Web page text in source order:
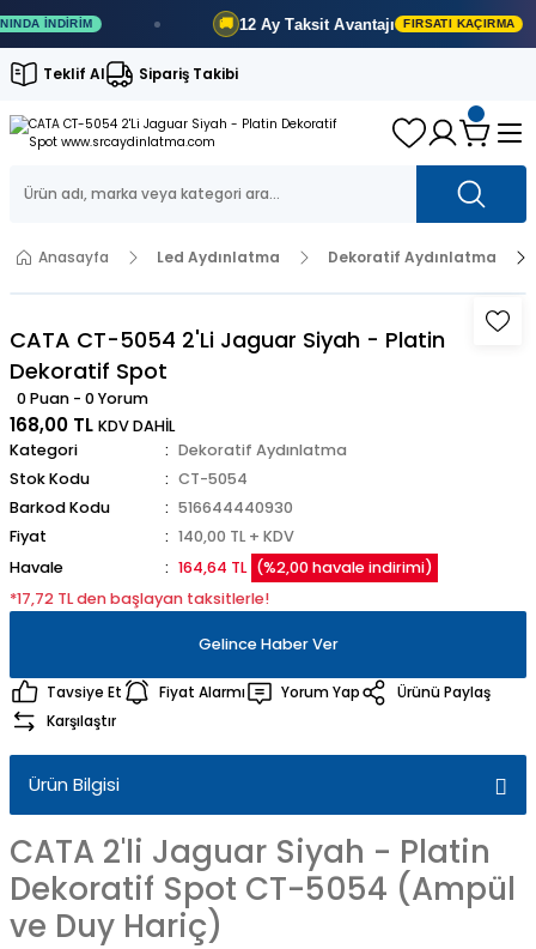
İNDIRIM 12 AyTaksit Avantajı FIRSATI KAÇIRMA
Teklif Al Sipariş Takibi
Anasayfa Led Aydınlatma Dekoratif Aydınlatma
CATA CT-5054 2'Li Jaguar Siyah - Platin
Dekoratif Spot
0 Puan - 0 Yorum
168,00 TL KDV DAHİL
Kategori
Dekoratif Aydınlatma
Stok Kodu
CT-5054
Barkod Kodu
516644440930
Fiyat
140,00 TL + KDV
Havale
164,64 TL (%2,00 havale indirimi)
*17,72 TL den başlayan taksitlerle!
Gelince Haber Ver
Tavsiye Et Fiyat Alarmı Yorum Yap
Ürünü Paylaş
Karşılaştır
Ürün Bilgisi
CATA 2'li Jaguar Siyah - Platin
Dekoratif Spot CT-5054 (Ampül
ve Duy Hariç)